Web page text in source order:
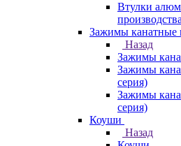
Втулки
Зажимы канатные
Назад
Зажимы
Зажимы
серия)
Зажимы
серия)
Коуши
Назад